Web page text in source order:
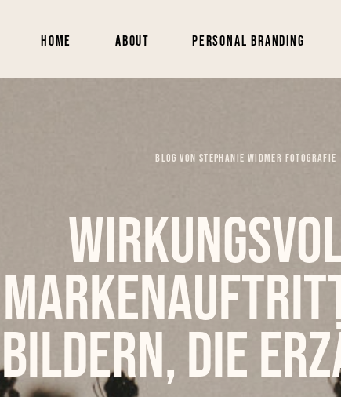
Personal Branding
About
Home
Bildern, die
BLOG VON STEPHANIE WIDMER FOTOGRAFIE